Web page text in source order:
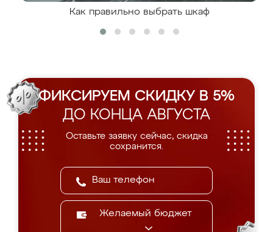
Как правильно выбрать шкаф
ФИКСИРУЕМ СКИДКУ В 5%
ДО КОНЦА АВГУСТА
Оставьте заявку сейчас, скидка
сохранится.
Желаемый бюджет